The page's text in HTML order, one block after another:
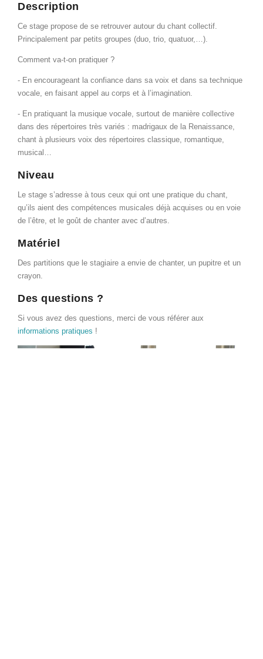
Description
Ce stage propose de se retrouver autour du chant collectif.
Principalement par petits groupes (duo, trio, quatuor,…).
Comment va-t-on pratiquer ?
- En encourageant la confiance dans sa voix et dans sa technique
vocale, en faisant appel au corps et à l’imagination.
- En pratiquant la musique vocale, surtout de manière collective
dans des répertoires très variés : madrigaux de la Renaissance,
chant à plusieurs voix des répertoires classique, romantique,
musical…
Niveau
Le stage s’adresse à tous ceux qui ont une pratique du chant,
qu’ils aient des compétences musicales déjà acquises ou en voie
de l’être, et le goût de chanter avec d’autres.
Matériel
Des partitions que le stagiaire a envie de chanter, un pupitre et un
crayon.
Des questions ?
Si vous avez des questions, merci de vous référer aux
informations pratiques !